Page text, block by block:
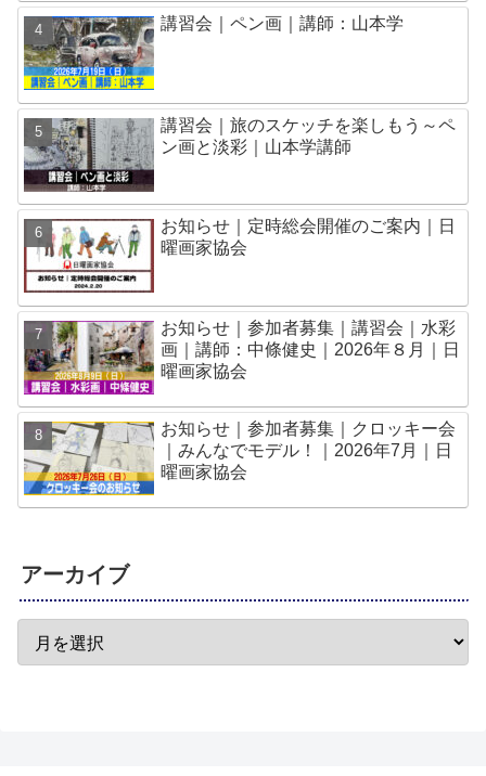
講習会｜ペン画｜講師：山本学
講習会｜旅のスケッチを楽しもう～ペ
ン画と淡彩｜山本学講師
お知らせ｜定時総会開催のご案内｜日
曜画家協会
お知らせ｜参加者募集｜講習会｜水彩
画｜講師：中條健史｜2026年８月｜日
曜画家協会
お知らせ｜参加者募集｜クロッキー会
｜みんなでモデル！｜2026年7月｜日
曜画家協会
アーカイブ